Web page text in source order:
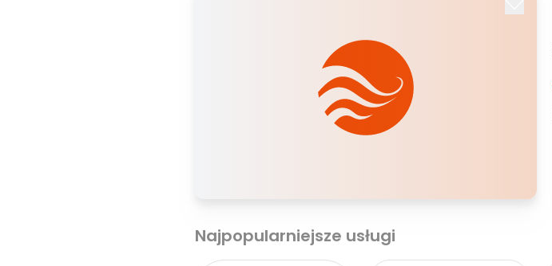
Najpopularniejsze usługi